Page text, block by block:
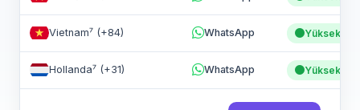
Vietnam⁷ (+84) WhatsApp Yüksek
Hollanda⁷ (+31) WhatsApp Yüksek